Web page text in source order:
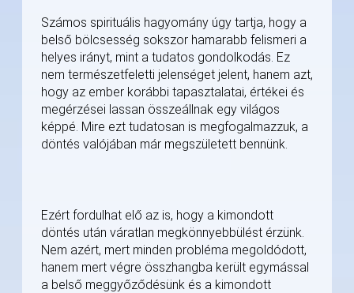
Számos spirituális hagyomány úgy tartja, hogy a
belső bölcsesség sokszor hamarabb felismeri a
helyes irányt, mint a tudatos gondolkodás. Ez
nem természetfeletti jelenséget jelent, hanem azt,
hogy az ember korábbi tapasztalatai, értékei és
megérzései lassan összeállnak egy világos
képpé. Mire ezt tudatosan is megfogalmazzuk, a
döntés valójában már megszületett bennünk.
Ezért fordulhat elő az is, hogy a kimondott
döntés után váratlan megkönnyebbülést érzünk.
Nem azért, mert minden probléma megoldódott,
hanem mert végre összhangba került egymással
a belső meggyőződésünk és a kimondott